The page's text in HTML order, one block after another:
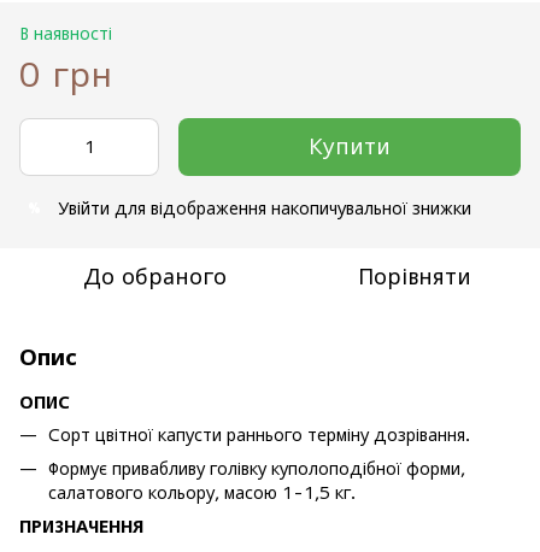
В наявності
0 грн
Купити
Увійти для відображення накопичувальної знижки
До обраного Порівняти
Опис
ОПИС
Сорт цвітної капусти раннього терміну дозрівання.
Формує привабливу голівку куполоподібної форми,
салатового кольору, масою 1-1,5 кг.
ПРИЗНАЧЕННЯ